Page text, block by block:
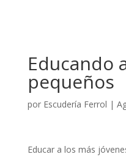
Educando
pequeños
por Escudería Ferrol |
Educar a los más